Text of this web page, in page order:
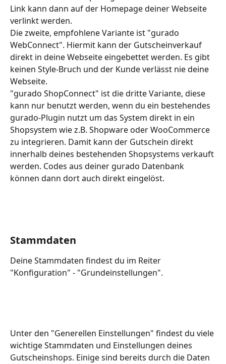
Link kann dann auf der Homepage deiner Webseite
verlinkt werden.
Die zweite, empfohlene Variante ist "gurado
WebConnect". Hiermit kann der Gutscheinverkauf
direkt in deine Webseite eingebettet werden. Es gibt
keinen Style-Bruch und der Kunde verlässt nie deine
Webseite.
"gurado ShopConnect" ist die dritte Variante, diese
kann nur benutzt werden, wenn du ein bestehendes
gurado-Plugin nutzt um das System direkt in ein
Shopsystem wie z.B. Shopware oder WooCommerce
zu integrieren. Damit kann der Gutschein direkt
innerhalb deines bestehenden Shopsystems verkauft
werden. Codes aus deiner gurado Datenbank
können dann dort auch direkt eingelöst.
Stammdaten
Deine Stammdaten findest du im Reiter
"Konfiguration" - "Grundeinstellungen".
Unter den "Generellen Einstellungen" findest du viele
wichtige Stammdaten und Einstellungen deines
Gutscheinshops. Einige sind bereits durch die Daten